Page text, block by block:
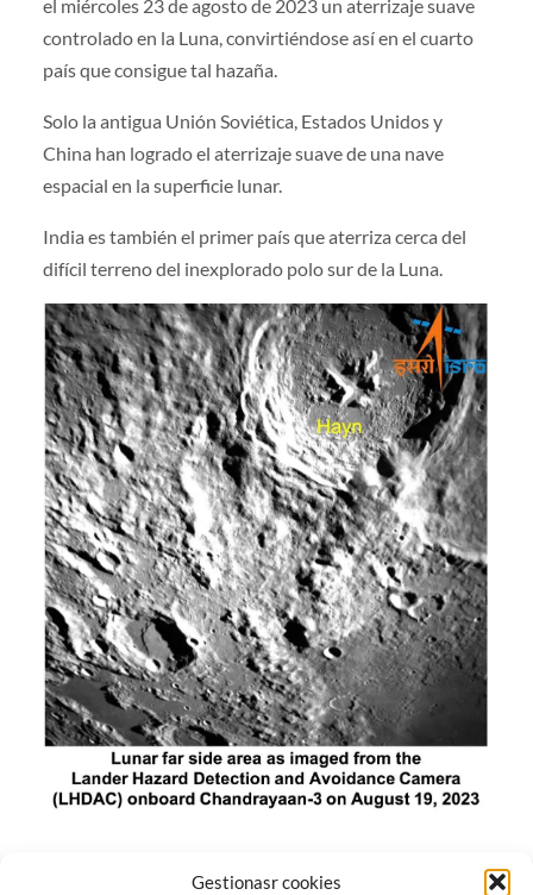
Gestionasr cookies
el miércoles 23 de agosto de 2023 un aterrizaje suave
controlado en la Luna, convirtiéndose así en el cuarto
país que consigue tal hazaña.
Solo la antigua Unión Soviética, Estados Unidos y
China han logrado el aterrizaje suave de una nave
espacial en la superficie lunar.
India es también el primer país que aterriza cerca del
difícil terreno del inexplorado polo sur de la Luna.